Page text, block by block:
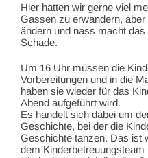
Hier hätten wir gerne viel
Gassen zu erwandern,
ändern und nass macht
Schade.
Um 16 Uhr müssen die
Vorbereitungen und in die
haben sie wieder für das
Abend aufgeführt wird.
Es handelt sich dabei um
Geschichte, bei der die
Geschichte tanzen. Das ist
dem